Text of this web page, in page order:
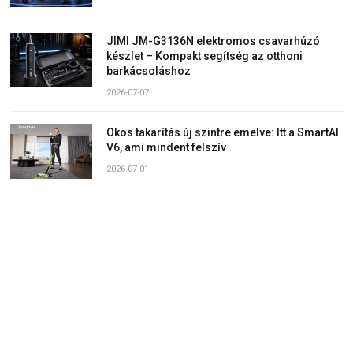
JIMI JM-G3136N elektromos csavarhúzó
készlet – Kompakt segítség az otthoni
barkácsoláshoz
2026-07-07
Okos takarítás új szintre emelve: Itt a SmartAI
V6, ami mindent felszív
2026-07-01